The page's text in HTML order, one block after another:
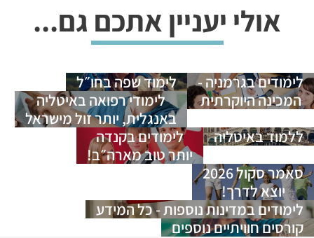
אולי יעניין אתכם גם...
לימודים בגרמניה -
המכינה היוקרתית
לימוד שפה בחו״ל
לימודי רפואה באיטליה
באנגלית, יותר זול מישראל
ללמוד באיטליה
לימודים בקנדה
יותר טוב מארה״ב!
סאמר סקול 2026
יוצא לדרך!
לימודים במדינות נוספות - כל המידע
קורסים חוויתיים נוספים